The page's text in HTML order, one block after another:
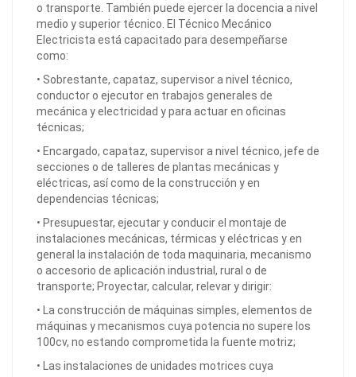
o transporte. También puede ejercer la docencia a nivel
medio y superior técnico. El Técnico Mecánico
Electricista está capacitado para desempeñarse
como:
• Sobrestante, capataz, supervisor a nivel técnico,
conductor o ejecutor en trabajos generales de
mecánica y electricidad y para actuar en oficinas
técnicas;
• Encargado, capataz, supervisor a nivel técnico, jefe de
secciones o de talleres de plantas mecánicas y
eléctricas, así como de la construcción y en
dependencias técnicas;
• Presupuestar, ejecutar y conducir el montaje de
instalaciones mecánicas, térmicas y eléctricas y en
general la instalación de toda maquinaria, mecanismo
o accesorio de aplicación industrial, rural o de
transporte; Proyectar, calcular, relevar y dirigir:
• La construcción de máquinas simples, elementos de
máquinas y mecanismos cuya potencia no supere los
100cv, no estando comprometida la fuente motriz;
• Las instalaciones de unidades motrices cuya